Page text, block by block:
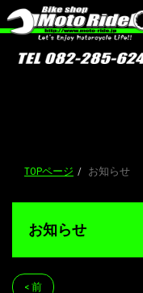
TOPページ お知らせ
お知らせ
< 前